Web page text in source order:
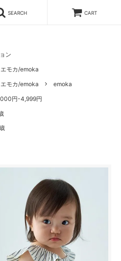
SEARCH CART
ン
エモカ/emoka
エモカ/emoka
emoka
円-4,999円